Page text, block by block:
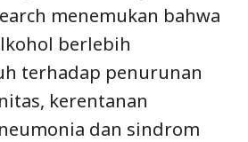
menemukan bahwa
berlebih
terhadap penurunan
kerentanan
dan sindrom